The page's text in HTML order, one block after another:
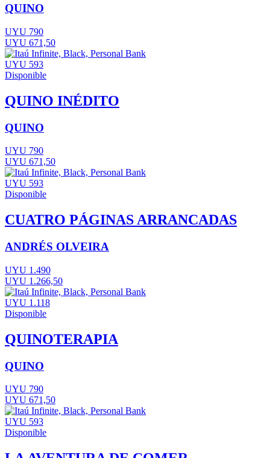
QUINO
UYU 790
UYU 671,50
UYU 593
Disponible
QUINO INÉDITO
QUINO
UYU 790
UYU 671,50
UYU 593
Disponible
CUATRO PÁGINAS ARRANCADAS
ANDRÉS OLVEIRA
UYU 1.490
UYU 1.266,50
UYU 1.118
Disponible
QUINOTERAPIA
QUINO
UYU 790
UYU 671,50
UYU 593
Disponible